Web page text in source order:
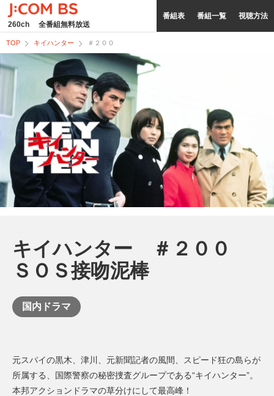
260ch 全番組無料放送
番組表 番組一覧 視聴方法
TOP キイハンター ＃２００
キイハンター ＃２００
ＳＯＳ接吻泥棒
国内ドラマ
元スパイの黒木、津川、元新聞記者の風間、スピード狂の島らが
所属する、国際警察の秘密捜査グループである“キイハンター”。
本邦アクションドラマの草分けにして最高峰！